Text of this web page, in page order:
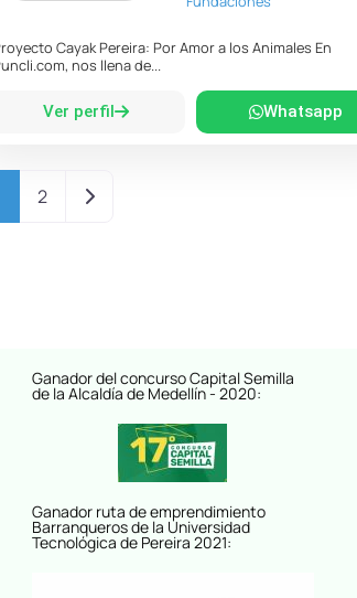
Cayak Pereira: Por Amor a los Animales En
nos llena de...
Ver perfil Whatsapp
2 Entradas anteriores
Ganador del concurso Capital Semilla
de la Alcaldía de Medellín - 2020:
Ganador ruta de emprendimiento
Barranqueros de la Universidad
Tecnológica de Pereira 2021: